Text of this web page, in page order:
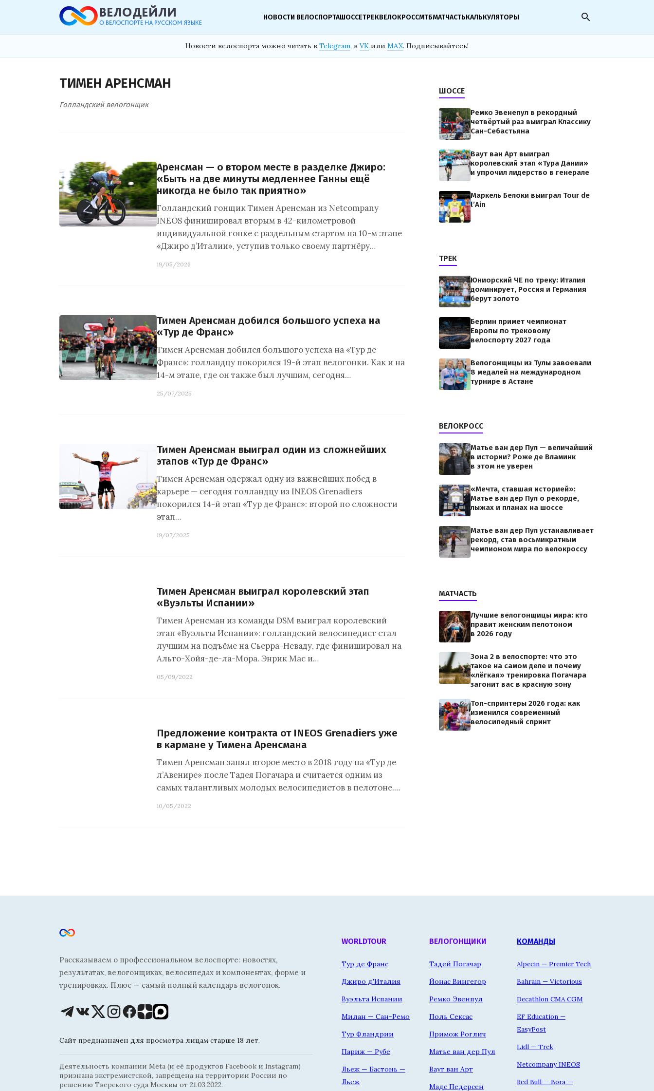
НОВОСТИ ВЕЛОСПОРТАШОССЕТРЕКВЕЛОКРОССМТБМАТЧАСТЬКАЛЬКУЛЯТОРЫ search
Новости велоспорта можно читать в Telegram, в VK или MAX. Подписывайтесь!
ТИМЕН АРЕНСМАН
Голландский велогонщик
Аренсман — о втором месте в разделке Джиро:
«Быть на две минуты медленнее Ганны ещё
никогда не было так приятно»
Голландский гонщик Тимен Аренсман из Netcompany
INEOS финишировал вторым в 42-километровой
индивидуальной гонке с раздельным стартом на 10-м этапе
«Джиро д’Италии», уступив только своему партнёру…
19/05/2026
Тимен Аренсман добился большого успеха на
«Тур де Франс»
Тимен Аренсман добился большого успеха на «Тур де
Франс»: голландцу покорился 19-й этап велогонки. Как и на
14-м этапе, где он также был лучшим, сегодня…
25/07/2025
Тимен Аренсман выиграл один из сложнейших
этапов «Тур де Франс»
Тимен Аренсман одержал одну из важнейших побед в
карьере — сегодня голландцу из INEOS Grenadiers
покорился 14-й этап «Тур де Франс»: второй по сложности
этап…
19/07/2025
Тимен Аренсман выиграл королевский этап
«Вуэльты Испании»
Тимен Аренсман из команды DSM выиграл королевский
этап «Вуэльты Испании»: голландский велосипедист стал
лучшим на подъёме на Сьерра-Неваду, где финишировал на
Альто-Хойя-де-ла-Мора. Энрик Мас и…
05/09/2022
Предложение контракта от INEOS Grenadiers уже
в кармане у Тимена Аренсмана
Тимен Аренсман занял второе место в 2018 году на «Тур де
л’Авенире» после Тадея Погачара и считается одним из
самых талантливых молодых велосипедистов в пелотоне.…
10/05/2022
ШОССЕ
Ремко Эвенепул в рекордный
четвёртый раз выиграл Классику
Сан-Себастьяна
Ваут ван Арт выиграл
королевский этап «Тура Дании»
и упрочил лидерство в генерале
Маркель Белоки выиграл Tour de
l’Ain
ТРЕК
Юниорский ЧЕ по треку: Италия
доминирует, Россия и Германия
берут золото
Берлин примет чемпионат
Европы по трековому
велоспорту 2027 года
Велогонщицы из Тулы завоевали
8 медалей на международном
турнире в Астане
ВЕЛОКРОСС
Матье ван дер Пул — величайший
в истории? Роже де Вламинк
в этом не уверен
«Мечта, ставшая историей»:
Матье ван дер Пул о рекорде,
лыжах и планах на шоссе
Матье ван дер Пул устанавливает
рекорд, став восьмикратным
чемпионом мира по велокроссу
МАТЧАСТЬ
Лучшие велогонщицы мира: кто
правит женским пелотоном
в 2026 году
Зона 2 в велоспорте: что это
такое на самом деле и почему
«лёгкая» тренировка Погачара
загонит вас в красную зону
Топ-спринтеры 2026 года: как
изменился современный
велосипедный спринт
Рассказываем о профессиональном велоспорте: новостях,
результатах, велогонщиках, велосипедах и компонентах, форме и
тренировках. Плюс — самый полный календарь велогонок.
Сайт предназначен для просмотра лицам старше 18 лет.
Деятельность компании Meta (и её продуктов Facebook и Instagram)
признана экстремистской, запрещена на территории России по
решению Тверского суда Москвы от 21.03.2022.
WORLDTOUR
Тур де Франс
Джиро д'Италия
Вуэльта Испании
Милан — Сан-Ремо
Тур Фландрии
Париж — Рубе
Льеж — Бастонь —
Льеж
ВЕЛОГОНЩИКИ
Тадей Погачар
Йонас Вингегор
Ремко Эвенпул
Поль Сексас
Примож Роглич
Матье ван дер Пул
Ваут ван Арт
Мадс Педерсен
КОМАНДЫ
Alpecin — Premier Tech
Bahrain — Victorious
Decathlon CMA CGM
EF Education —
EasyPost
Lidl — Trek
Netcompany INEOS
Red Bull — Bora —